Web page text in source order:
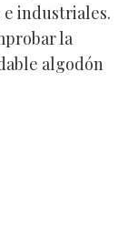
industriales.
la
algodón